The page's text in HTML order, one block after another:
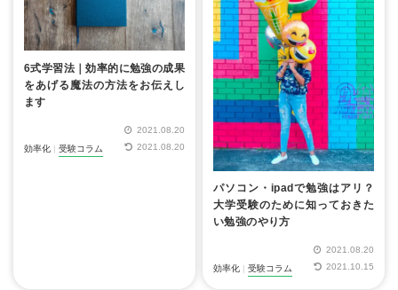
6式学習法｜効率的に勉強の成果
をあげる魔法の方法をお伝えし
ます
効率化 | 受験コラム
2021.08.20
2021.08.20
パソコン・ipadで勉強はアリ？
大学受験のために知っておきた
い勉強のやり方
効率化 | 受験コラム
2021.08.20
2021.10.15